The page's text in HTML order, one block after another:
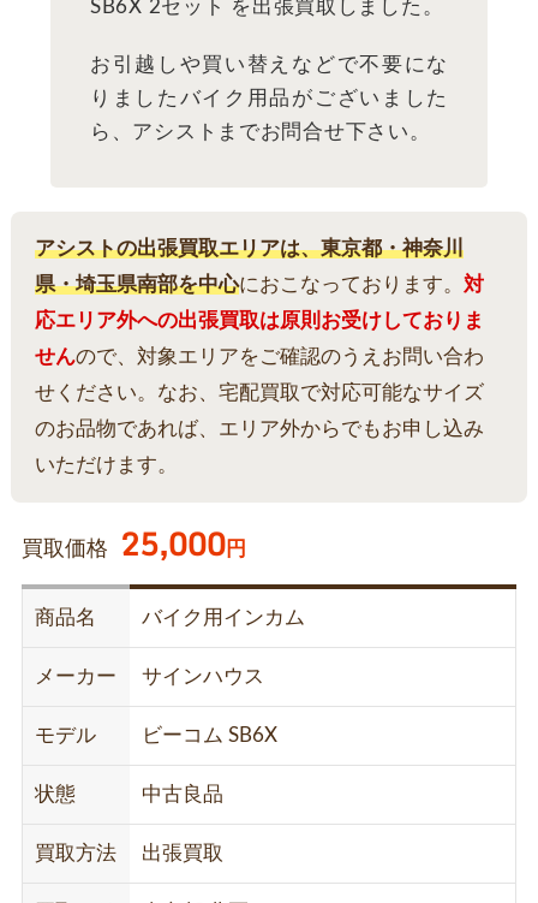
SB6X 2セット を出張買取しました。
お引越しや買い替えなどで不要にな
りましたバイク用品がございました
ら、アシストまでお問合せ下さい。
アシストの出張買取エリアは、東京都・神奈川
県・埼玉県南部を中心におこなっております。 対
応エリア外への出張買取は原則お受けしておりま
せんので、対象エリアをご確認のうえお問い合わ
せください。なお、宅配買取で対応可能なサイズ
のお品物であれば、エリア外からでもお申し込み
いただけます。
買取価格 25,000円
商品名 バイク用インカム
メーカー サインハウス
モデル ビーコム SB6X
状態 中古良品
買取方法 出張買取